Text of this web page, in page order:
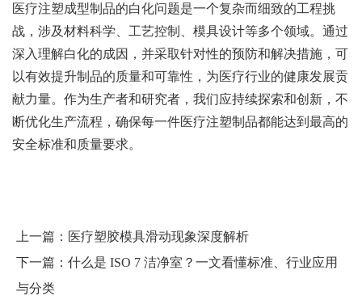
医疗注塑成型制品的白化问题是一个复杂而细致的工程挑
战，涉及材料科学、工艺控制、模具设计等多个领域。通过
深入理解白化的成因，并采取针对性的预防和解决措施，可
以有效提升制品的质量和可靠性，为医疗行业的健康发展贡
献力量。作为生产者和研究者，我们应持续探索和创新，不
断优化生产流程，确保每一件医疗注塑制品都能达到最高的
安全标准和质量要求。
上一篇： 医疗塑胶模具滑动现象深度解析
下一篇： 什么是 ISO 7 洁净室？一文看懂标准、行业应用
与分类